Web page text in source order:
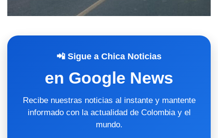
📲 Sigue a Chica Noticias
en Google News
Recibe nuestras noticias al instante y mantente
informado con la actualidad de Colombia y el
mundo.